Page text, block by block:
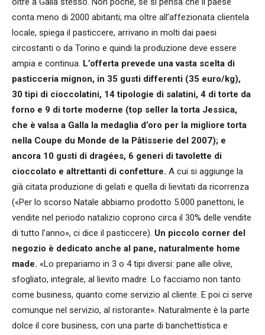
conta meno di 2000 abitanti; ma oltre all’affezionata clientela
locale, spiega il pasticcere, arrivano in molti dai paesi
circostanti o da Torino e quindi la produzione deve essere
ampia e continua. L’offerta prevede una vasta scelta di
pasticceria mignon, in 35 gusti differenti (35 euro/kg),
30 tipi di cioccolatini, 14 tipologie di salatini, 4 di torte da
forno e 9 di torte moderne (top seller la torta Jessica,
che è valsa a Galla la medaglia d’oro per la migliore torta
nella Coupe du Monde de la Pâtisserie del 2007); e
ancora 10 gusti di dragées, 6 generi di tavolette di
cioccolato e altrettanti di confetture. A cui si aggiunge la
già citata produzione di gelati e quella di lievitati da ricorrenza
(«Per lo scorso Natale abbiamo prodotto 5.000 panettoni, le
vendite nel periodo natalizio coprono circa il 30% delle vendite
di tutto l’anno», ci dice il pasticcere). Un piccolo corner del
negozio è dedicato anche al pane, naturalmente home
made. «Lo prepariamo in 3 o 4 tipi diversi: pane alle olive,
sfogliato, integrale, al lievito madre. Lo facciamo non tanto
come business, quanto come servizio al cliente. E poi ci serve
comunque nel servizio, al ristorante». Naturalmente è la parte
dolce il core business, con una parte di banchettistica e